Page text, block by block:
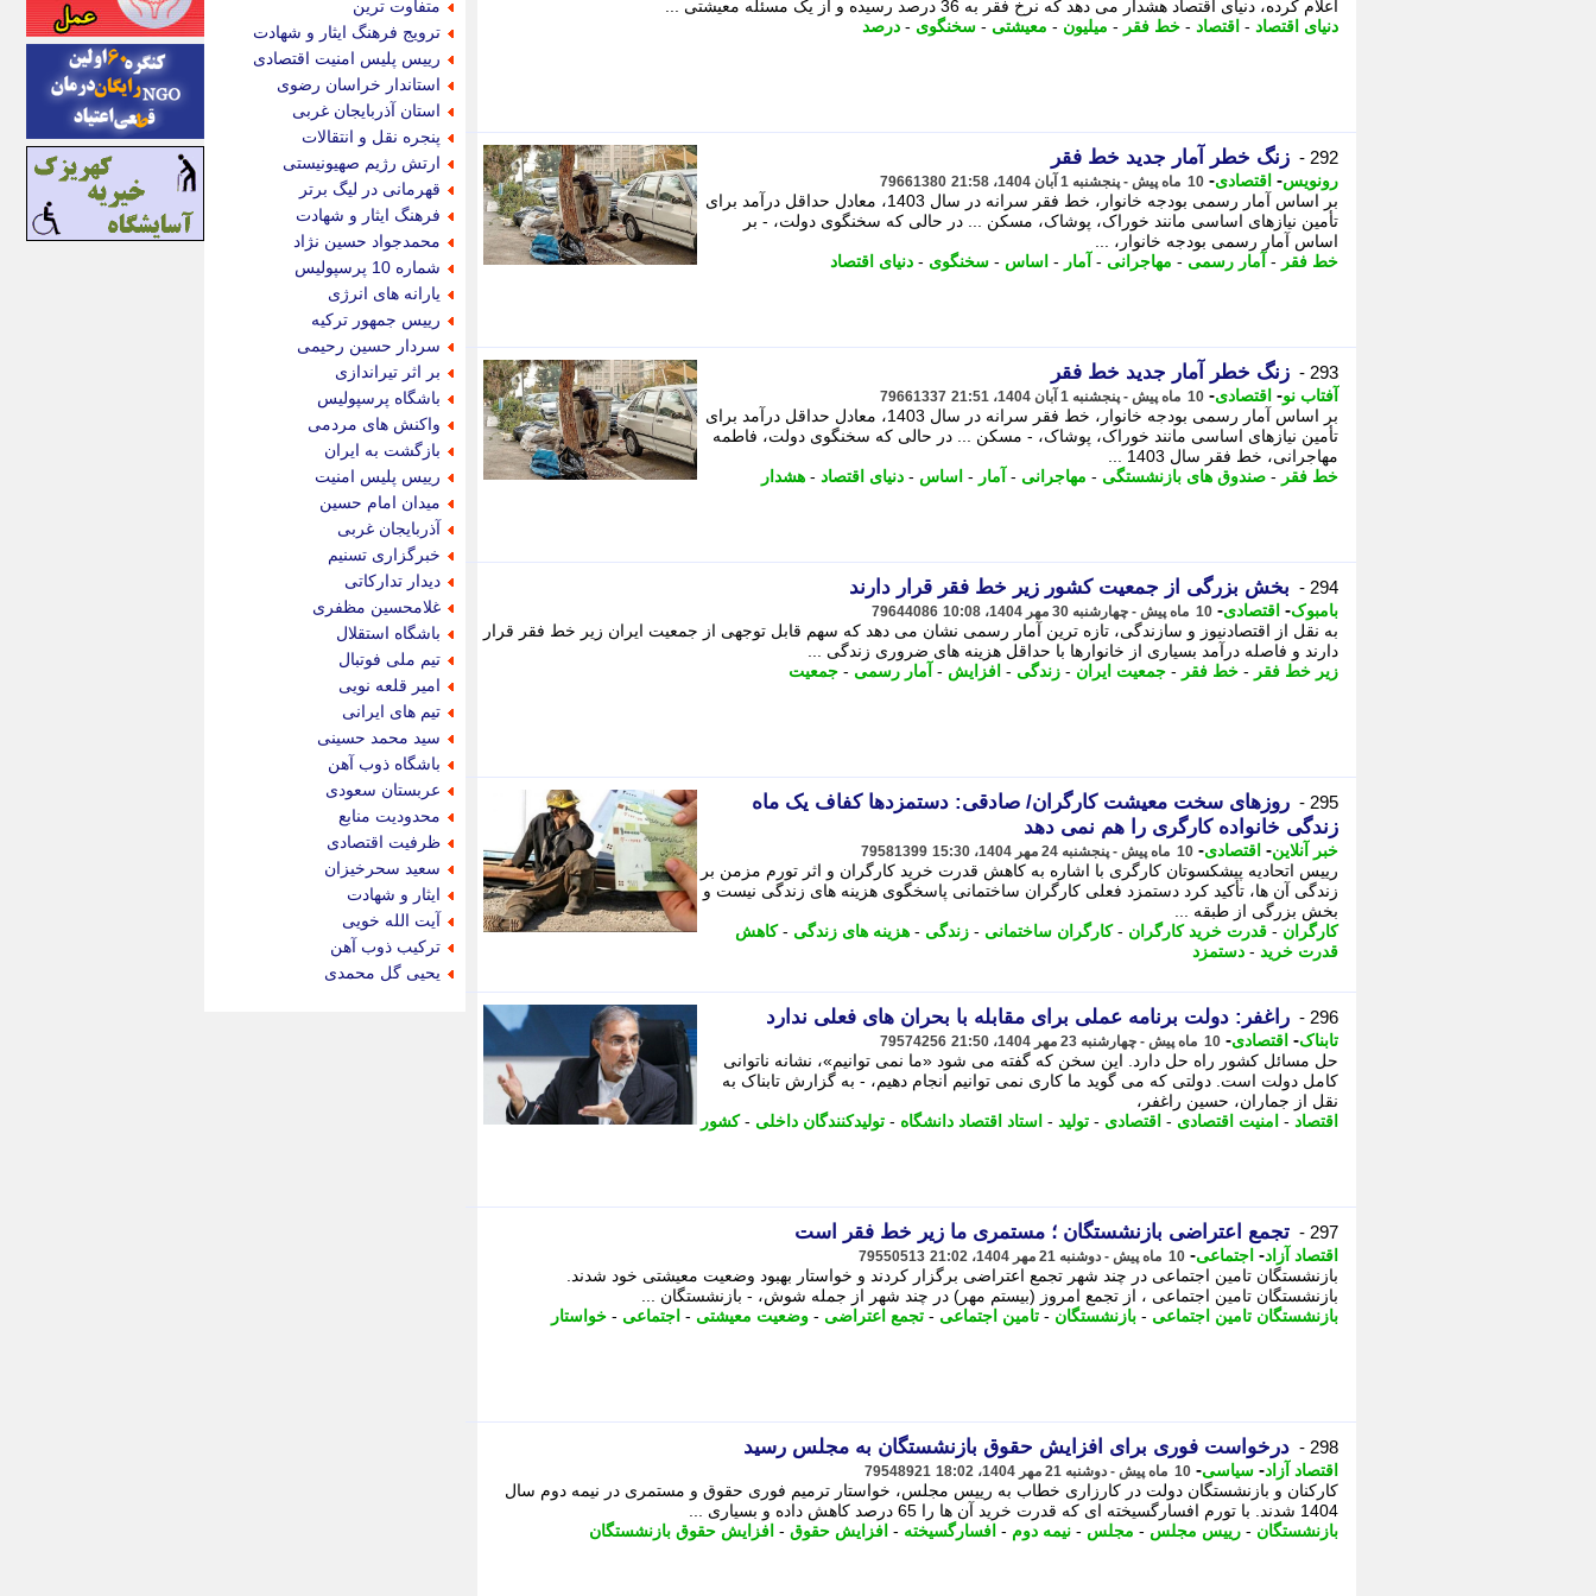
اعلام کرده، دنیای اقتصاد هشدار می دهد که نرخ فقر به 36 درصد رسیده و از یک مسئله معیشتی ...
دنیای اقتصاد - اقتصاد - خط فقر - میلیون - معیشتی - سخنگوی - درصد
292 - زنگ خطر آمار جدید خط فقر
رونویس- اقتصادی- 10 ماه پیش - پنجشنبه 1 آبان 1404، 21:58 79661380
بر اساس آمار رسمی بودجه خانوار، خط فقر سرانه در سال 1403، معادل حداقل درآمد برای
تأمین نیازهای اساسی مانند خوراک، پوشاک، مسکن ... در حالی که سخنگوی دولت، - بر
اساس آمار رسمی بودجه خانوار، ...
خط فقر - آمار رسمی - مهاجرانی - آمار - اساس - سخنگوی - دنیای اقتصاد
293 - زنگ خطر آمار جدید خط فقر
آفتاب نو- اقتصادی- 10 ماه پیش - پنجشنبه 1 آبان 1404، 21:51 79661337
بر اساس آمار رسمی بودجه خانوار، خط فقر سرانه در سال 1403، معادل حداقل درآمد برای
تأمین نیازهای اساسی مانند خوراک، پوشاک، - مسکن ... در حالی که سخنگوی دولت، فاطمه
مهاجرانی، خط فقر سال 1403 ...
خط فقر - صندوق های بازنشستگی - مهاجرانی - آمار - اساس - دنیای اقتصاد - هشدار
294 - بخش بزرگی از جمعیت کشور زیر خط فقر قرار دارند
بامبوک- اقتصادی- 10 ماه پیش - چهارشنبه 30 مهر 1404، 10:08 79644086
به نقل از اقتصادنیوز و سازندگی، تازه ترین آمار رسمی نشان می دهد که سهم قابل توجهی از جمعیت ایران زیر خط فقر قرار
دارند و فاصله درآمد بسیاری از خانوارها با حداقل هزینه های ضروری زندگی ...
زیر خط فقر - خط فقر - جمعیت ایران - زندگی - افزایش - آمار رسمی - جمعیت
295 -
روزهای سخت معیشت کارگران/ صادقی: دستمزدها کفاف یک ماه
زندگی خانواده کارگری را هم نمی دهد
خبر آنلاین- اقتصادی- 10 ماه پیش - پنجشنبه 24 مهر 1404، 15:30 79581399
رییس اتحادیه پیشکسوتان کارگری با اشاره به کاهش قدرت خرید کارگران و اثر تورم مزمن بر
زندگی آن ها، تأکید کرد دستمزد فعلی کارگران ساختمانی پاسخگوی هزینه های زندگی نیست و
بخش بزرگی از طبقه ...
کارگران - قدرت خرید کارگران -کارگران ساختمانی - زندگی - هزینه های زندگی -کاهش
قدرت خرید - دستمزد
296 - راغفر: دولت برنامه عملی برای مقابله با بحران های فعلی ندارد
تابناک- اقتصادی- 10 ماه پیش - چهارشنبه 23 مهر 1404، 21:50 79574256
حل مسائل کشور راه حل دارد. این سخن که گفته می شود «ما نمی توانیم»، نشانه ناتوانی
کامل دولت است. دولتی که می گوید ما کاری نمی توانیم انجام دهیم، - به گزارش تابناک به
نقل از جماران، حسین راغفر،
اقتصاد - امنیت اقتصادی - اقتصادی - تولید - استاد اقتصاد دانشگاه - تولیدکنندگان داخلی -کشور
297 - تجمع اعتراضی بازنشستگان ؛ مستمری ما زیر خط فقر است
اقتصاد آزاد- اجتماعی- 10 ماه پیش - دوشنبه 21 مهر 1404، 21:02 79550513
بازنشستگان تامین اجتماعی در چند شهر تجمع اعتراضی برگزار کردند و خواستار بهبود وضعیت معیشتی خود شدند.
بازنشستگان تامین اجتماعی ، از تجمع امروز (بیستم مهر) در چند شهر از جمله شوش، - بازنشستگان ...
بازنشستگان تامین اجتماعی - بازنشستگان - تامین اجتماعی - تجمع اعتراضی - وضعیت معیشتی - اجتماعی - خواستار
298 - درخواست فوری برای افزایش حقوق بازنشستگان به مجلس رسید
اقتصاد آزاد- سیاسی- 10 ماه پیش - دوشنبه 21 مهر 1404، 18:02 79548921
کارکنان و بازنشستگان دولت در کارزاری خطاب به رییس مجلس، خواستار ترمیم فوری حقوق و مستمری در نیمه دوم سال
1404 شدند. با تورم افسارگسیخته ای که قدرت خرید آن ها را 65 درصد کاهش داده و بسیاری ...
بازنشستگان - رییس مجلس - مجلس - نیمه دوم - افسارگسیخته - افزایش حقوق - افزایش حقوق بازنشستگان
متفاوت ترین
ترویج فرهنگ ایثار و شهادت
رییس پلیس امنیت اقتصادی
استاندار خراسان رضوی
استان آذربایجان غربی
پنجره نقل و انتقالات
ارتش رژیم صهیونیستی
قهرمانی در لیگ برتر
فرهنگ ایثار و شهادت
محمدجواد حسین نژاد
شماره 10 پرسپولیس
یارانه های انرژی
رییس جمهور ترکیه
سردار حسین رحیمی
بر اثر تیراندازی
باشگاه پرسپولیس
واکنش های مردمی
بازگشت به ایران
رییس پلیس امنیت
میدان امام حسین
آذربایجان غربی
خبرگزاری تسنیم
دیدار تدارکاتی
غلامحسین مظفری
باشگاه استقلال
تیم ملی فوتبال
امیر قلعه نویی
تیم های ایرانی
سید محمد حسینی
باشگاه ذوب آهن
عربستان سعودی
محدودیت منابع
ظرفیت اقتصادی
سعید سحرخیزان
ایثار و شهادت
آیت الله خویی
ترکیب ذوب آهن
یحیی گل محمدی
اینتیتر
ایونا نیوز
بازتاب آنلاین
باشگاه خبرنگاران
باغستان نیوز
بامبوک
ببین و بخون
بدینسان
بنکر